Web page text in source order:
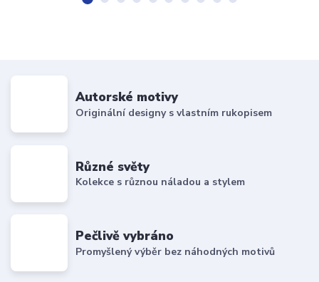
Autorské motivy
Originální designy s vlastním rukopisem
Různé světy
Kolekce s různou náladou a stylem
Pečlivě vybráno
Promyšlený výběr bez náhodných motivů